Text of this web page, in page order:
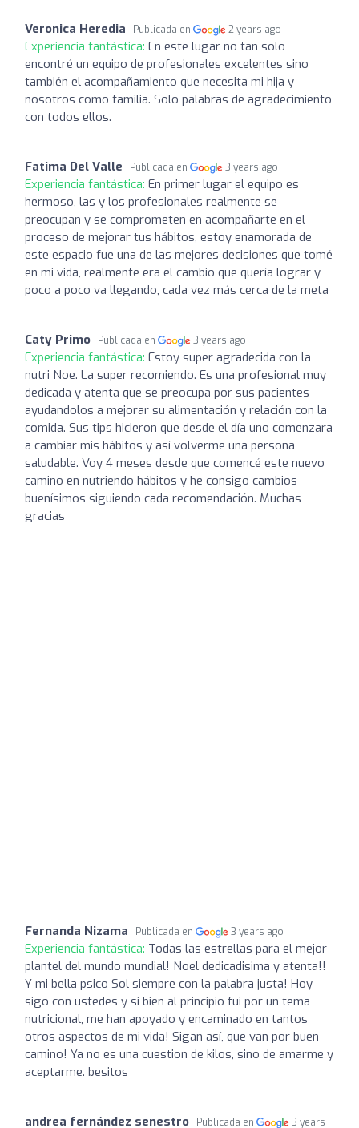
Veronica Heredia Publicada en 2 years ago
Experiencia fantástica: En este lugar no tan solo
encontré un equipo de profesionales excelentes sino
también el acompañamiento que necesita mi hija y
nosotros como familia. Solo palabras de agradecimiento
con todos ellos.
Fatima Del Valle Publicada en 3 years ago
Experiencia fantástica: En primer lugar el equipo es
hermoso, las y los profesionales realmente se
preocupan y se comprometen en acompañarte en el
proceso de mejorar tus hábitos, estoy enamorada de
este espacio fue una de las mejores decisiones que tomé
en mi vida, realmente era el cambio que quería lograr y
poco a poco va llegando, cada vez más cerca de la meta
Caty Primo Publicada en 3 years ago
Experiencia fantástica: Estoy super agradecida con la
nutri Noe. La super recomiendo. Es una profesional muy
dedicada y atenta que se preocupa por sus pacientes
ayudandolos a mejorar su alimentación y relación con la
comida. Sus tips hicieron que desde el día uno comenzara
a cambiar mis hábitos y así volverme una persona
saludable. Voy 4 meses desde que comencé este nuevo
camino en nutriendo hábitos y he consigo cambios
buenísimos siguiendo cada recomendación. Muchas
gracias
Fernanda Nizama Publicada en 3 years ago
Experiencia fantástica: Todas las estrellas para el mejor
plantel del mundo mundial! Noel dedicadisima y atenta!!
Y mi bella psico Sol siempre con la palabra justa! Hoy
sigo con ustedes y si bien al principio fui por un tema
nutricional, me han apoyado y encaminado en tantos
otros aspectos de mi vida! Sigan así, que van por buen
camino! Ya no es una cuestion de kilos, sino de amarme y
aceptarme. besitos
andrea fernández senestro Publicada en 3 years